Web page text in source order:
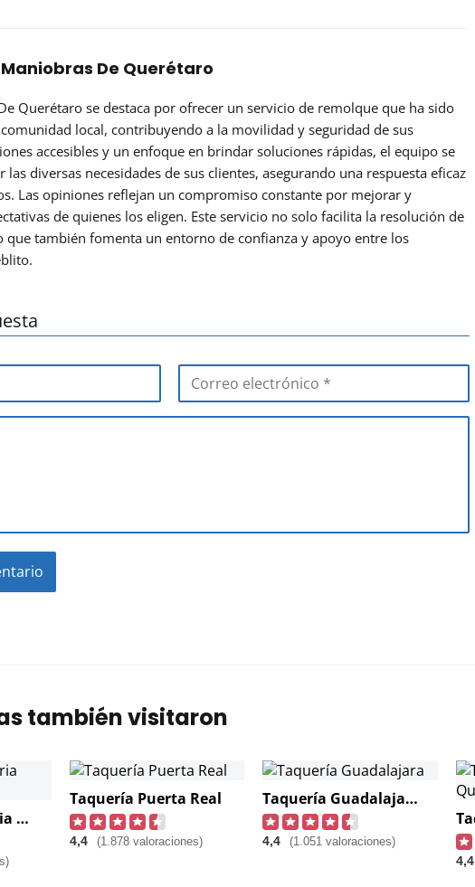
De Querétaro
Querétaro se destaca por ofrecer un servicio de remolque que ha sido
local, contribuyendo a la movilidad y seguridad de sus
accesibles y un enfoque en brindar soluciones rápidas, el equipo se
las diversas necesidades de sus clientes, asegurando una respuesta eficaz
Las opiniones reflejan un compromiso constante por mejorar y
de quienes los eligen. Este servicio no solo facilita la resolución de
que también fomenta un entorno de confianza y apoyo entre los
también visitaron
Restaurante Maria Rivera
Taquería Puerta Real
4,4 (1.878 valoraciones)
Taquería Guadalajara
4,4 (1.051 valoraciones)
4,4